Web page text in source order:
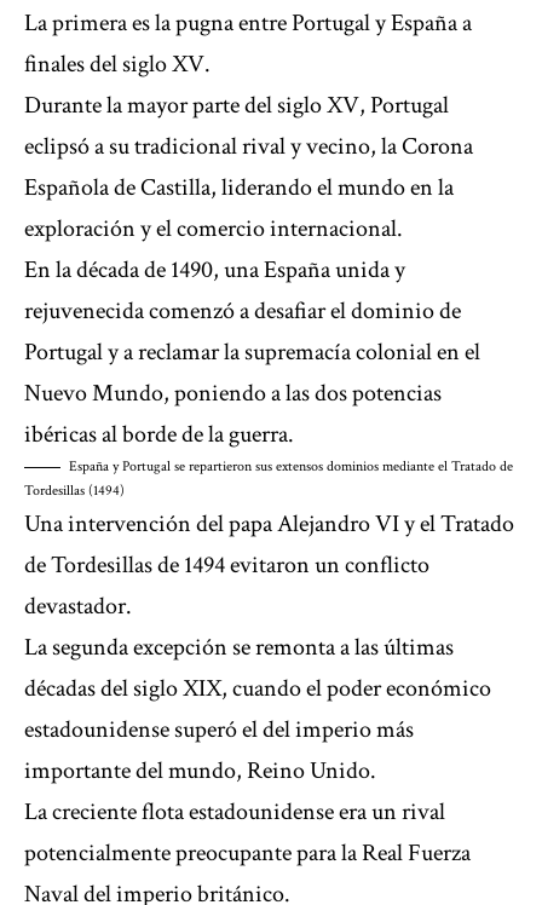
La primera es la pugna entre Portugal y España a
finales del siglo XV.
Durante la mayor parte del siglo XV, Portugal
eclipsó a su tradicional rival y vecino, la Corona
Española de Castilla, liderando el mundo en la
exploración y el comercio internacional.
En la década de 1490, una España unida y
rejuvenecida comenzó a desafiar el dominio de
Portugal y a reclamar la supremacía colonial en el
Nuevo Mundo, poniendo a las dos potencias
ibéricas al borde de la guerra.
España y Portugal se repartieron sus extensos dominios mediante el Tratado de
Tordesillas (1494)
Una intervención del papa Alejandro VI y el Tratado
de Tordesillas de 1494 evitaron un conflicto
devastador.
La segunda excepción se remonta a las últimas
décadas del siglo XIX, cuando el poder económico
estadounidense superó el del imperio más
importante del mundo, Reino Unido.
La creciente flota estadounidense era un rival
potencialmente preocupante para la Real Fuerza
Naval del imperio británico.